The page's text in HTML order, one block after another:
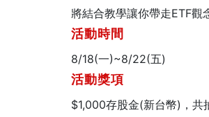
將結合教學讓你帶走ETF觀
活動時間
8/18(一)~8/22(五)
活動獎項
$1,000存股金(新台幣)，共